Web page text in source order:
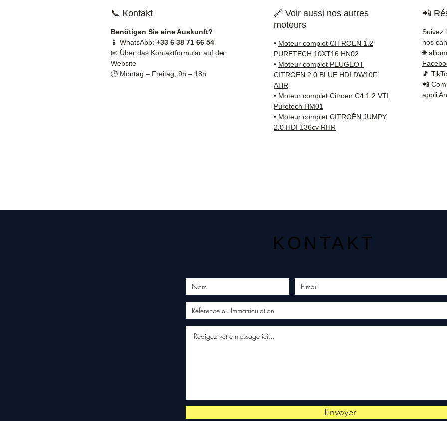
📞
38 71
—
📞 Kontakt
Benötigen Sie eine Auskunft?
📱 WhatsApp: +33 6 38 71 66 54
📧 Über das Kontaktformular auf der
Website
🕐 Montag – Freitag, 9h – 18h
🔗 Voir aussi nos autres
moteurs
• Moteur complet CITROEN 1.2
PURETECH 10XT16 HN02
• Moteur complet PEUGEOT
CITROEN 2.0 BLUE HDI DW10F
AHR
• Moteur complet Citroen C4 1.2 VTI
Puretech HM01
• Moteur complet CITROËN JUMPY
2.0 HDI 136cv RHR
📲
Suivez
nos
🌐
🎵
📲
appli
KONTAKT
Envoyer